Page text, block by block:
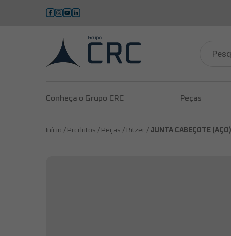
produtos
Conheça o Grupo CRC Peças
Início / Produtos / Peças / Bitzer / JUNTA CABEÇOTE (AÇO)